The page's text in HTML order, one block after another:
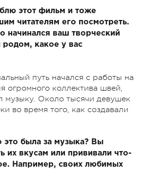
этот фильм и тоже
читателям его посмотреть.
начинался ваш творческий
родом, какое у вас
путь начался с работы на
огромного коллектива швей,
музыку. Около тысячи девушек
во время того, как создавали
это была за музыка? Вы
их вкусам или прививали что-
Например, своих любимых